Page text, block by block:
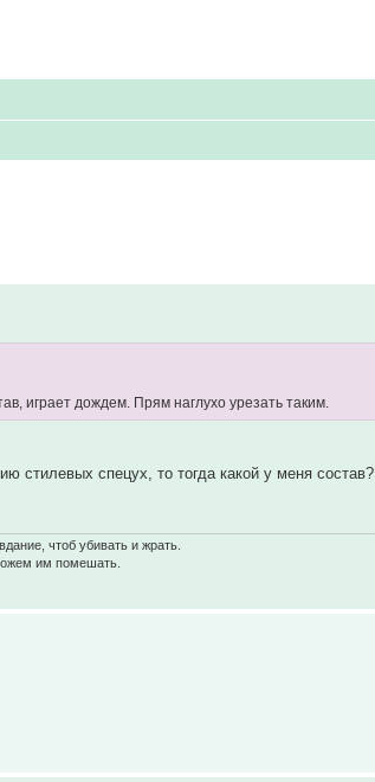
играет дождем. Прям наглухо урезать таким.
стилевых спецух, то тогда какой у меня состав?
чтоб убивать и жрать.
им помешать.